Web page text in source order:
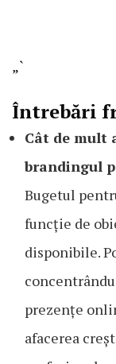
„`
Întrebări
Cât de mult
brandingul
Bugetul
funcție de
disponibile.
prezențe
afacerea